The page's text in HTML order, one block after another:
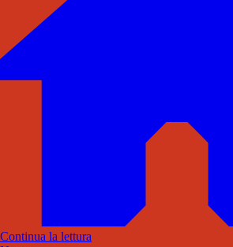
Continua la lettura